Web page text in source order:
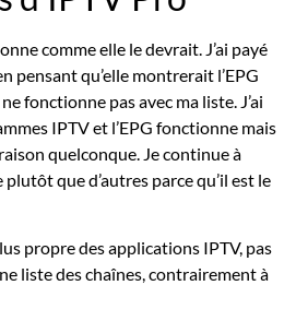
comme elle le devrait. J’ai payé
pensant qu’elle montrerait l’EPG
fonctionne pas avec ma liste. J’ai
IPTV et l’EPG fonctionne mais
quelconque. Je continue à
que d’autres parce qu’il est le
propre des applications IPTV, pas
liste des chaînes, contrairement à